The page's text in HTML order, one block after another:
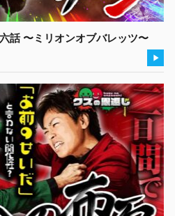
話 〜ミリオンオブバレッツ〜